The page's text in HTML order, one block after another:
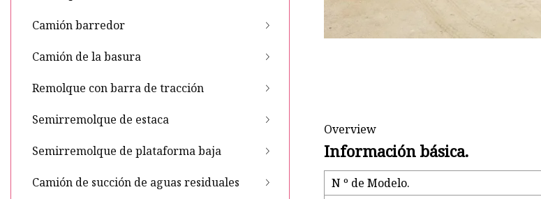
Camión barredor
Camión de la basura
Remolque con barra de tracción
Semirremolque de estaca
Semirremolque de plataforma baja
Camión de succión de aguas residuales
Overview
Información básica.
N º de Modelo.